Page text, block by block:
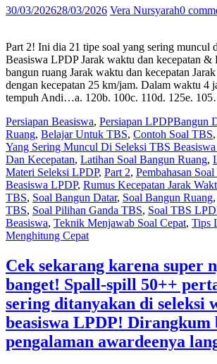
di
LPDP!
Soal
pola
dan
deret
pembahasannya”
30/03/202628/03/2026 Vera Nursyarah0
Part 2! Ini dia 21 tipe soal yang sering muncul
Beasiswa LPDP Jarak waktu dan kecepatan &
bangun ruang Jarak waktu dan kecepatan
dengan kecepatan 25 km/jam. Dalam waktu 4
tempuh Andi…a. 120b. 100c. 110d. 125e.
Persiapan Beasiswa, Persiapan LPDPBangun
Ruang, Belajar Untuk TBS, Contoh Soal TBS,
Yang Sering Muncul Di Seleksi TBS
Dan Kecepatan, Latihan Soal Bangun Ruang,
Materi Seleksi LPDP, Part 2, Pembahasan
Beasiswa LPDP, Rumus Kecepatan Jarak
TBS, Soal Bangun Datar, Soal Bangun Ruang,
TBS, Soal Pilihan Ganda TBS, Soal TBS
Beasiswa, Teknik Menjawab Soal Cepat, Tips
Menghitung Cepat
Cek sekarang karena super
banget! Spall-spill 50++
sering ditanyakan di seleksi
beasiswa LPDP! Dirangkum
pengalaman awardeenya